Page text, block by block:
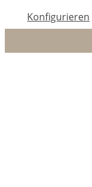
Konfigurieren